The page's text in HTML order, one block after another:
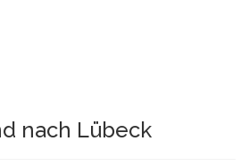
nach Lübeck